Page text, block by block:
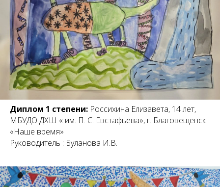
Диплом 1 степени: Россихина Елизавета, 14 лет,
МБУДО ДХШ « им. П. С. Евстафьева», г. Благовещенск
«Наше время»
Руководитель : Буланова И.В.